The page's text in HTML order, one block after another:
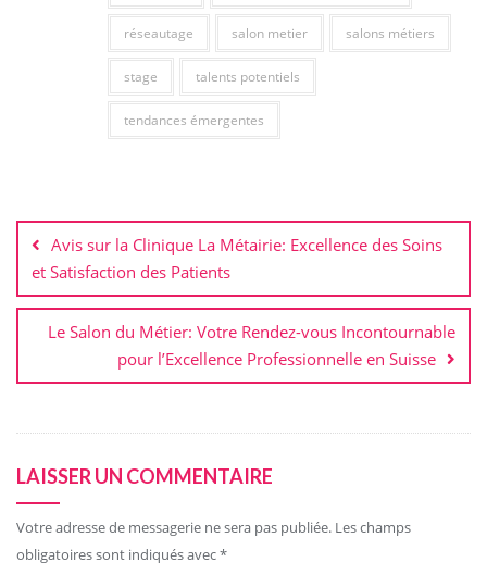
réseautage salon metier salons métiers
stage talents potentiels
tendances émergentes
de
l’article
Avis sur la Clinique La Métairie: Excellence des Soins
et Satisfaction des Patients
Le Salon du Métier: Votre Rendez-vous Incontournable
pour l’Excellence Professionnelle en Suisse
LAISSER UN COMMENTAIRE
Votre adresse de messagerie ne sera pas publiée. Les champs
obligatoires sont indiqués avec*